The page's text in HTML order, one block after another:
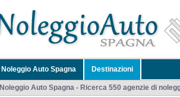
Noleggio Auto Spagna Destinazioni
Noleggio Auto Spagna - Ricerca 550 agenzie di